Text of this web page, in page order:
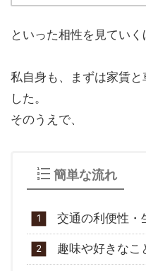
といった相性を見ていく
私自身も、まずは家賃
した。
そのうえで、
簡単な流れ
交通の利便性・
趣味や好きなこ